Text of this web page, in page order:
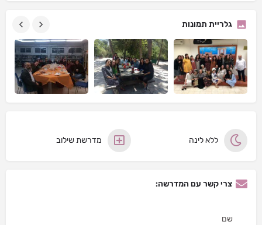
גלריית תמונות
ללא לינה מדרשת שילוב
צרי קשר עם המדרשה:
שם